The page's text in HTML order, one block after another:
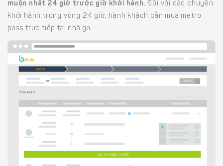
muộn nhất 24 giờ trước giờ khởi hành. Đối với các chuyến
khởi hành trong vòng 24 giờ, hành khách cần mua metro
pass trực tiếp tại nhà ga.